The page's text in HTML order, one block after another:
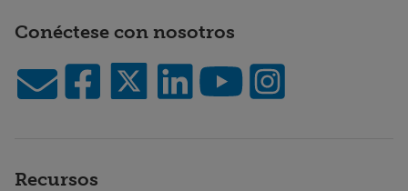
Conéctese con nosotros
Recursos